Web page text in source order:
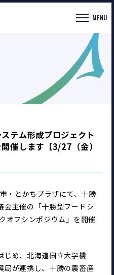
MENU
テム形成プロジェクト
催します【3/27（金）
・とかちプラザにて、十勝
会主催の「十勝型フードシ
オフシンポジウム」を開催
じめ、北海道国立大学機
局が連携し、十勝の農畜産